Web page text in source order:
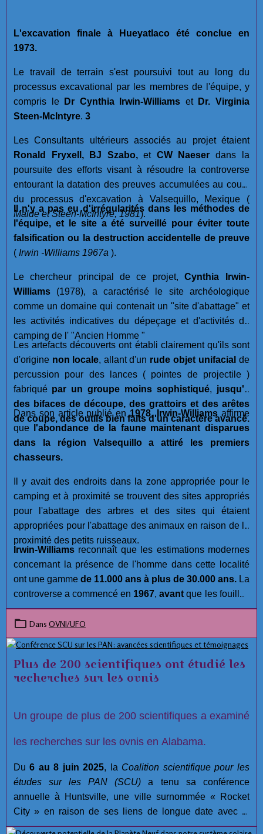
L'excavation finale à Hueyatlaco été conclue en
1973.
Le travail de terrain s'est poursuivi tout au long du
processus excavational par les membres de l'équipe, y
compris le
Dr Cynthia Irwin-Williams et Dr. Virginia
Steen-McIntyre. 3
Les Consultants ultérieurs associés au projet étaient
Ronald Fryxell, BJ Szabo, etCW Naeser dans la
poursuite des efforts visant à résoudre la controverse
entourant la datation des preuves accumulées au cours
du processus d'excavation à Valsequillo, Mexique (
Malde et Steen-McIntyre, 1981).
Il n'y a pas eu d'irrégularités dans les méthodes de
l'équipe, et le site a été surveillé pour éviter toute
falsification ou la destruction accidentelle de preuve
( Irwin -Williams 1967a ).
Le chercheur principal de ce projet, Cynthia Irwin-
Williams (1978), a caractérisé le site archéologique
comme un domaine qui contenait un "site d'abattage" et
les activités indicatives du dépeçage et d'activités de
camping de l' "Ancien Homme "
Les artefacts découverts ont établi clairement qu'ils sont
d'origine non locale, allant d'un rude objet unifacial de
percussion pour des lances ( pointes de projectile )
fabriqué par un groupe moins sophistiqué, jusqu'à
des bifaces de découpe, des grattoirs et des arêtes
de coupe, des outils bien faits d'un caractère avancé.
Dans son article publié en1978, Irwin-Williams affirme
que
l'abondance de la faune maintenant disparues
dans la région Valsequillo a attiré les premiers
chasseurs.
Il y avait des endroits dans la zone appropriée pour le
camping et à proximité se trouvent des sites appropriés
pour l'abattage des arbres et des sites qui étaient
appropriées pour l'abattage des animaux en raison de la
proximité des petits ruisseaux.
Irwin-Williams reconnaît que les estimations modernes
concernant la présence de l'homme dans cette localité
ont une gamme de 11.000 ans à plus de 30.000 ans. La
controverse a commencé en 1967, avant que les fouilles
aient été réalisées. Malgré les efforts approfondis et la
compétence des membres de l'équipe archéologiques à
Hueyatlaco,Jose L. Lorenzo, Directeur de la
Préhistoire à l'Instituto Nacional de Antropología e
Historia, a lancé plusieurs allégations concernant
l'intégrité du projet à Hueyatlaco, El Horno, et
Dans OVNI/UFO
Plus de 200 scientifiques ont étudié les
recherches sur les ovnis
Un groupe de plus de 200 scientifiques a examiné
les recherches sur les ovnis en Alabama.
Du 6 au 8 juin 2025, la Coalition scientifique pour les
études sur les PAN (SCU) a tenu sa conférence
annuelle à Huntsville, une ville surnommée « Rocket
City » en raison de ses liens de longue date avec la
recherche aérospatiale.